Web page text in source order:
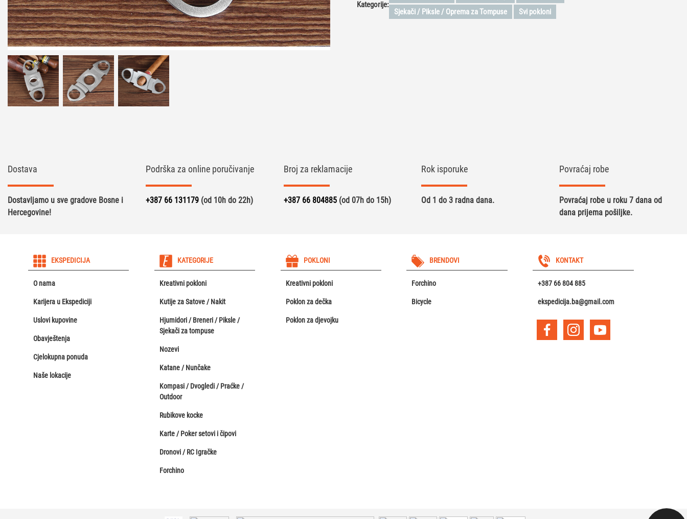
Kategorije:
Sjekači / Piksle / Oprema za Tompuse
Svi pokloni
Dostava
Dostavljamo u sve gradove Bosne i
Hercegovine!
Podrška za online poručivanje
+387 66 131179 (od 10h do 22h)
Broj za reklamacije
+387 66 804885 (od 07h do 15h)
Rok isporuke
Od 1 do 3 radna dana.
Povraćaj robe
Povraćaj robe u roku 7 dana od
dana prijema pošiljke.
EKSPEDICIJA
O nama
Karijera u Ekspediciji
Uslovi kupovine
Obavještenja
Cjelokupna ponuda
Naše lokacije
KATEGORIJE
Kreativni pokloni
Kutije za Satove / Nakit
Hjumidori / Breneri / Piksle /
Sjekači za tompuse
Nozevi
Katane / Nunčake
Kompasi / Dvogledi / Praćke /
Outdoor
Rubikove kocke
Karte / Poker setovi i čipovi
Dronovi / RC Igračke
Forchino
POKLONI
Kreativni pokloni
Poklon za dečka
Poklon za djevojku
BRENDOVI
Forchino
Bicycle
KONTAKT
+387 66 804 885
ekspedicija.ba@gmail.com